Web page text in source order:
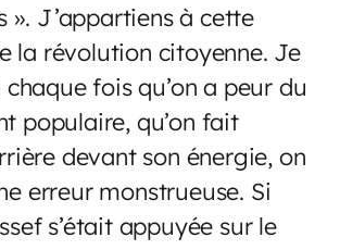
». J’appartiens à cette
la révolution citoyenne. Je
chaque fois qu’on a peur du
populaire, qu’on fait
devant son énergie, on
erreur monstrueuse. Si
s’était appuyée sur le